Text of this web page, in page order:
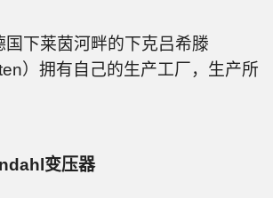
国下莱茵河畔的下克吕希滕
）拥有自己的生产工厂，生产所
变压器